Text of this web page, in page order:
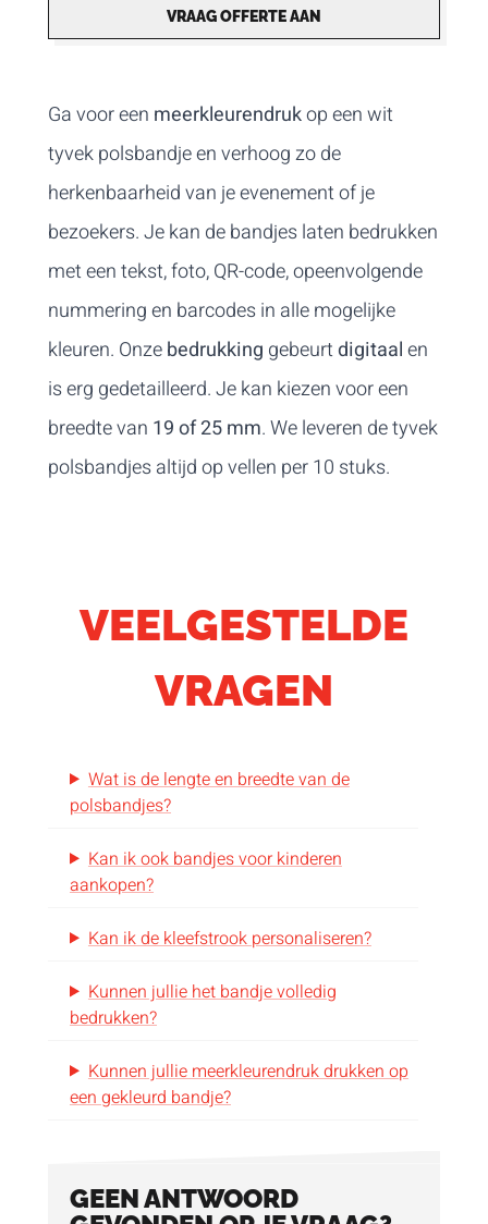
bieden we ooktyvek polsbandjes met zwarte
VRAAG OFFERTE AAN
Ga voor een meerkleurendrukop een wit
tyvek polsbandje en verhoog zo de
herkenbaarheid van je evenement of je
bezoekers. Je kan de bandjes laten bedrukken
met een tekst, foto, QR-code, opeenvolgende
nummering en barcodes in alle mogelijke
kleuren. Onzebedrukking gebeurtdigitaalen
is erg gedetailleerd. Je kan kiezen voor een
breedte van 19 of 25 mm. We leveren de tyvek
polsbandjes altijd op vellen per 10 stuks.
VEELGESTELDE
VRAGEN
Wat is de lengte en breedte van de
polsbandjes?
Kan ik ook bandjes voor kinderen
aankopen?
Kan ik de kleefstrook personaliseren?
Kunnen jullie het bandje volledig
bedrukken?
Kunnen jullie meerkleurendruk drukken op
een gekleurd bandje?
GEEN ANTWOORD